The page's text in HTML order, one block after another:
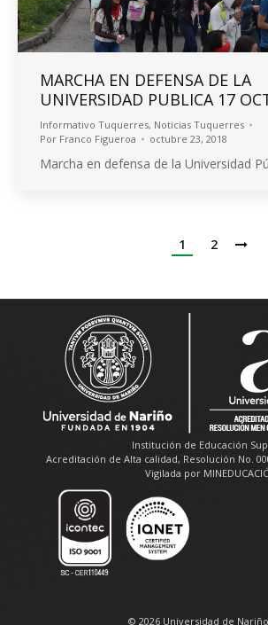
MARCHA EN DEFENSA DE LA
UNIVERSIDAD PUBLICA 17
Informativo Tuquerres, Noticias Tuquerres
Por Franco Figueroa octubre 23, 2018
Marcha en defensa de la Universidad
1 2
Institución de Educación
Acreditación de Alta calidad, Resolución No.
Vigilada por
© 2026 Universidad de Nariño